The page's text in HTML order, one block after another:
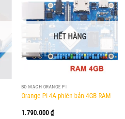
HẾT HÀNG
BO MẠCH ORANGE PI
Orange Pi 4A phiên bản 4GB RAM
1.790.000₫